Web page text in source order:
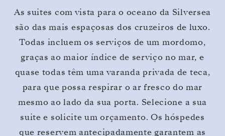
As suites com vista para o oceano da Silversea
são das mais espaçosas dos cruzeiros de luxo.
Todas incluem os serviços de um mordomo,
graças ao maior índice de serviço no mar, e
quase todas têm uma varanda privada de teca,
para que possa respirar o ar fresco do mar
mesmo ao lado da sua porta. Selecione a sua
suite e solicite um orçamento. Os hóspedes
que reservem antecipadamente garantem as